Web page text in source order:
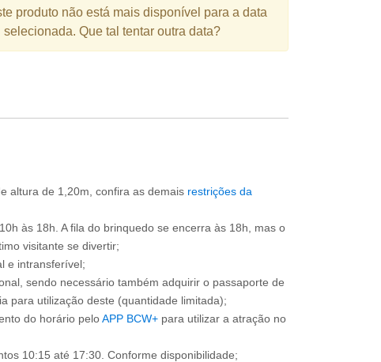
24 25
30 31
produto não está mais disponível para a data
selecionada. Que tal tentar outra data?
altura de 1,20m, confira as demais restrições da
às 18h. A fila do brinquedo se encerra às 18h, mas o
visitante se divertir;
e intransferível;
sendo necessário também adquirir o passaporte de
para utilização deste (quantidade limitada);
do horário peloAPP BCW+ para utilizar a atração no
10:15 até 17:30. Conforme disponibilidade;